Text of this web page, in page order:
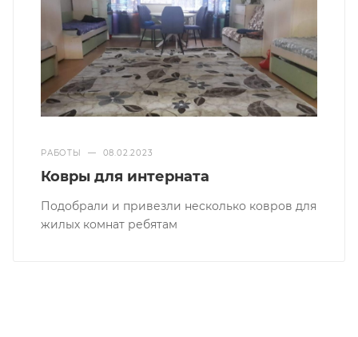
РАБОТЫ — 08.02.2023
Ковры для интерната
Подобрали и привезли несколько ковров для
жилых комнат ребятам